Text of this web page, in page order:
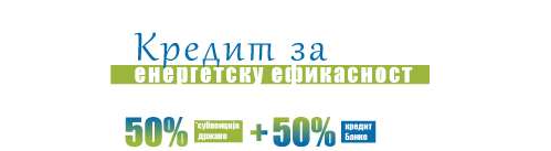
14:40:Arsenalovo pakleno pojačanje za odbranu titule: Stigao je
Bruno ...
14:39:Airbnb beleži veliku potražnju širom sveta, akcije porasle
dev...